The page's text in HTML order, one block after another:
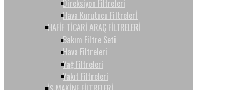
Direksiyon Filtreleri
Hava Kurutucu Filtrelerİ
HAFİF TİCARİ ARAÇ FİLTRELERİ
Bakım Filtre Seti
Hava Filtreleri
Yağ Filtreleri
Yakıt Filtreleri